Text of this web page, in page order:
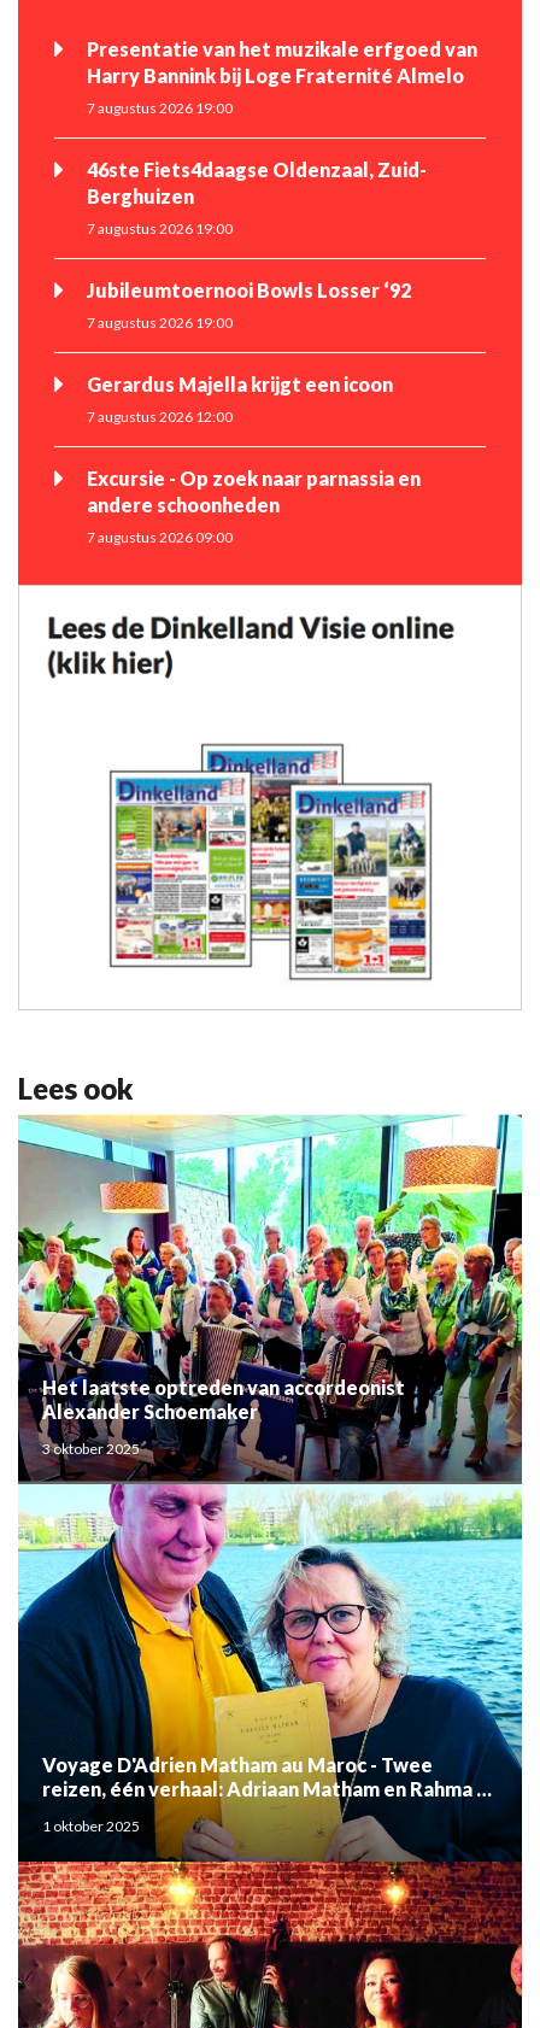
Presentatie van het muzikale erfgoed van
Harry Bannink bij Loge Fraternité Almelo
7 augustus 2026 19:00
46ste Fiets4daagse Oldenzaal, Zuid-
Berghuizen
7 augustus 2026 19:00
Jubileumtoernooi Bowls Losser ‘92
7 augustus 2026 19:00
Gerardus Majella krijgt een icoon
7 augustus 2026 12:00
Excursie - Op zoek naar parnassia en
andere schoonheden
7 augustus 2026 09:00
Lees ook
Het laatste optreden van accordeonist
Alexander Schoemaker
3 oktober 2025
Voyage D'Adrien Matham au Maroc - Twee
reizen, één verhaal: Adriaan Matham en Rahma el
Mouden
1 oktober 2025